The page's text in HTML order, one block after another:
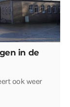
in de
ook weer